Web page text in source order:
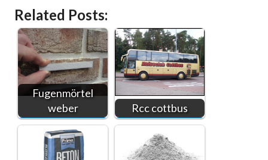
Related Posts:
Fugenmörtel
weber
Rcc cottbus